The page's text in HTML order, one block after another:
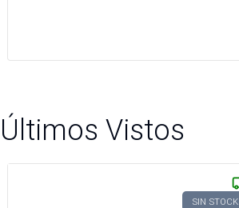
Últimos Vistos
SIN STOCK